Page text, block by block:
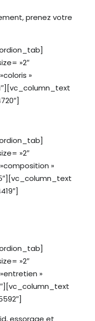
prenez votre
»2″
»
»2″
»
»2″
»
essorage et